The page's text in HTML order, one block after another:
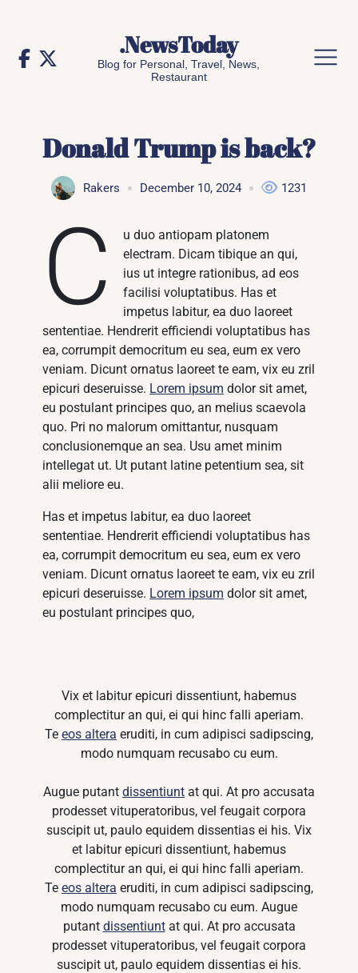
content
.NewsToday
Blog for Personal, Travel, News,
Restaurant
Donald Trump is back?
Rakers December 10, 2024 1231
C
u duo antiopam platonem
electram. Dicam tibique an qui,
ius ut integre rationibus, ad eos
facilisi voluptatibus. Has et
impetus labitur, ea duo laoreet
sententiae. Hendrerit efficiendi voluptatibus has
ea, corrumpit democritum eu sea, eum ex vero
veniam. Dicunt ornatus laoreet te eam, vix eu zril
epicuri deseruisse. Lorem ipsum dolor sit amet,
eu postulant principes quo, an melius scaevola
quo. Pri no malorum omittantur, nusquam
conclusionemque an sea. Usu amet minim
intellegat ut. Ut putant latine petentium sea, sit
alii meliore eu.
Has et impetus labitur, ea duo laoreet
sententiae. Hendrerit efficiendi voluptatibus has
ea, corrumpit democritum eu sea, eum ex vero
veniam. Dicunt ornatus laoreet te eam, vix eu zril
epicuri deseruisse. Lorem ipsum dolor sit amet,
eu postulant principes quo,
Vix et labitur epicuri dissentiunt, habemus
complectitur an qui, ei qui hinc falli aperiam.
Te eos altera eruditi, in cum adipisci sadipscing,
modo numquam recusabo cu eum.
Augue putant dissentiunt at qui. At pro accusata
prodesset vituperatoribus, vel feugait corpora
suscipit ut, paulo equidem dissentias ei his. Vix
et labitur epicuri dissentiunt, habemus
complectitur an qui, ei qui hinc falli aperiam.
Te eos altera eruditi, in cum adipisci sadipscing,
modo numquam recusabo cu eum. Augue
putant dissentiuntat qui. At pro accusata
prodesset vituperatoribus, vel feugait corpora
suscipit ut, paulo equidem dissentias ei his.